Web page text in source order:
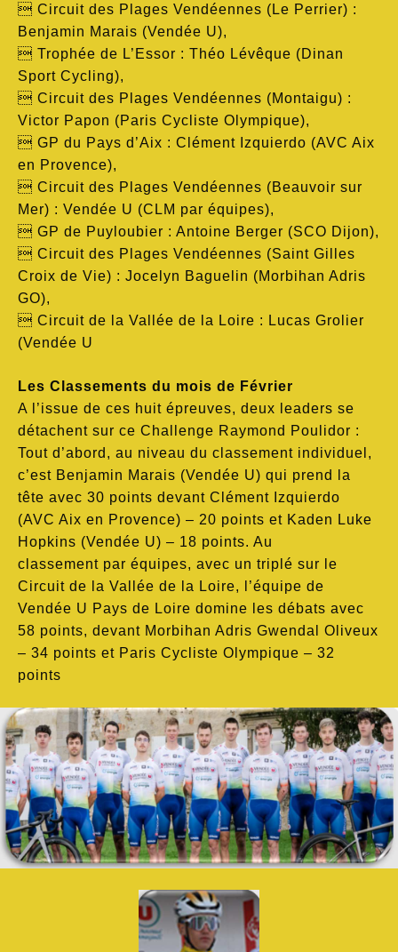
 Circuit des Plages Vendéennes (Le Perrier) :
Benjamin Marais (Vendée U),
 Trophée de L’Essor : Théo Lévêque (Dinan
Sport Cycling),
 Circuit des Plages Vendéennes (Montaigu) :
Victor Papon (Paris Cycliste Olympique),
 GP du Pays d’Aix : Clément Izquierdo (AVC Aix
en Provence),
 Circuit des Plages Vendéennes (Beauvoir sur
Mer) : Vendée U (CLM par équipes),
 GP de Puyloubier : Antoine Berger (SCO Dijon),
 Circuit des Plages Vendéennes (Saint Gilles
Croix de Vie) : Jocelyn Baguelin (Morbihan Adris
GO),
 Circuit de la Vallée de la Loire : Lucas Grolier
(Vendée U
Les Classements du mois de Février
A l’issue de ces huit épreuves, deux leaders se
détachent sur ce Challenge Raymond Poulidor :
Tout d’abord, au niveau du classement individuel,
c’est Benjamin Marais (Vendée U) qui prend la
tête avec 30 points devant Clément Izquierdo
(AVC Aix en Provence) – 20 points et Kaden Luke
Hopkins (Vendée U) – 18 points. Au
classement par équipes, avec un triplé sur le
Circuit de la Vallée de la Loire, l’équipe de
Vendée U Pays de Loire domine les débats avec
58 points, devant Morbihan Adris Gwendal Oliveux
– 34 points et Paris Cycliste Olympique – 32
points